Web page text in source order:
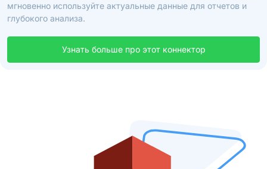
мгновенно используйте актуальные данные для отчетов и
глубокого анализа.
Узнать больше про этот коннектор